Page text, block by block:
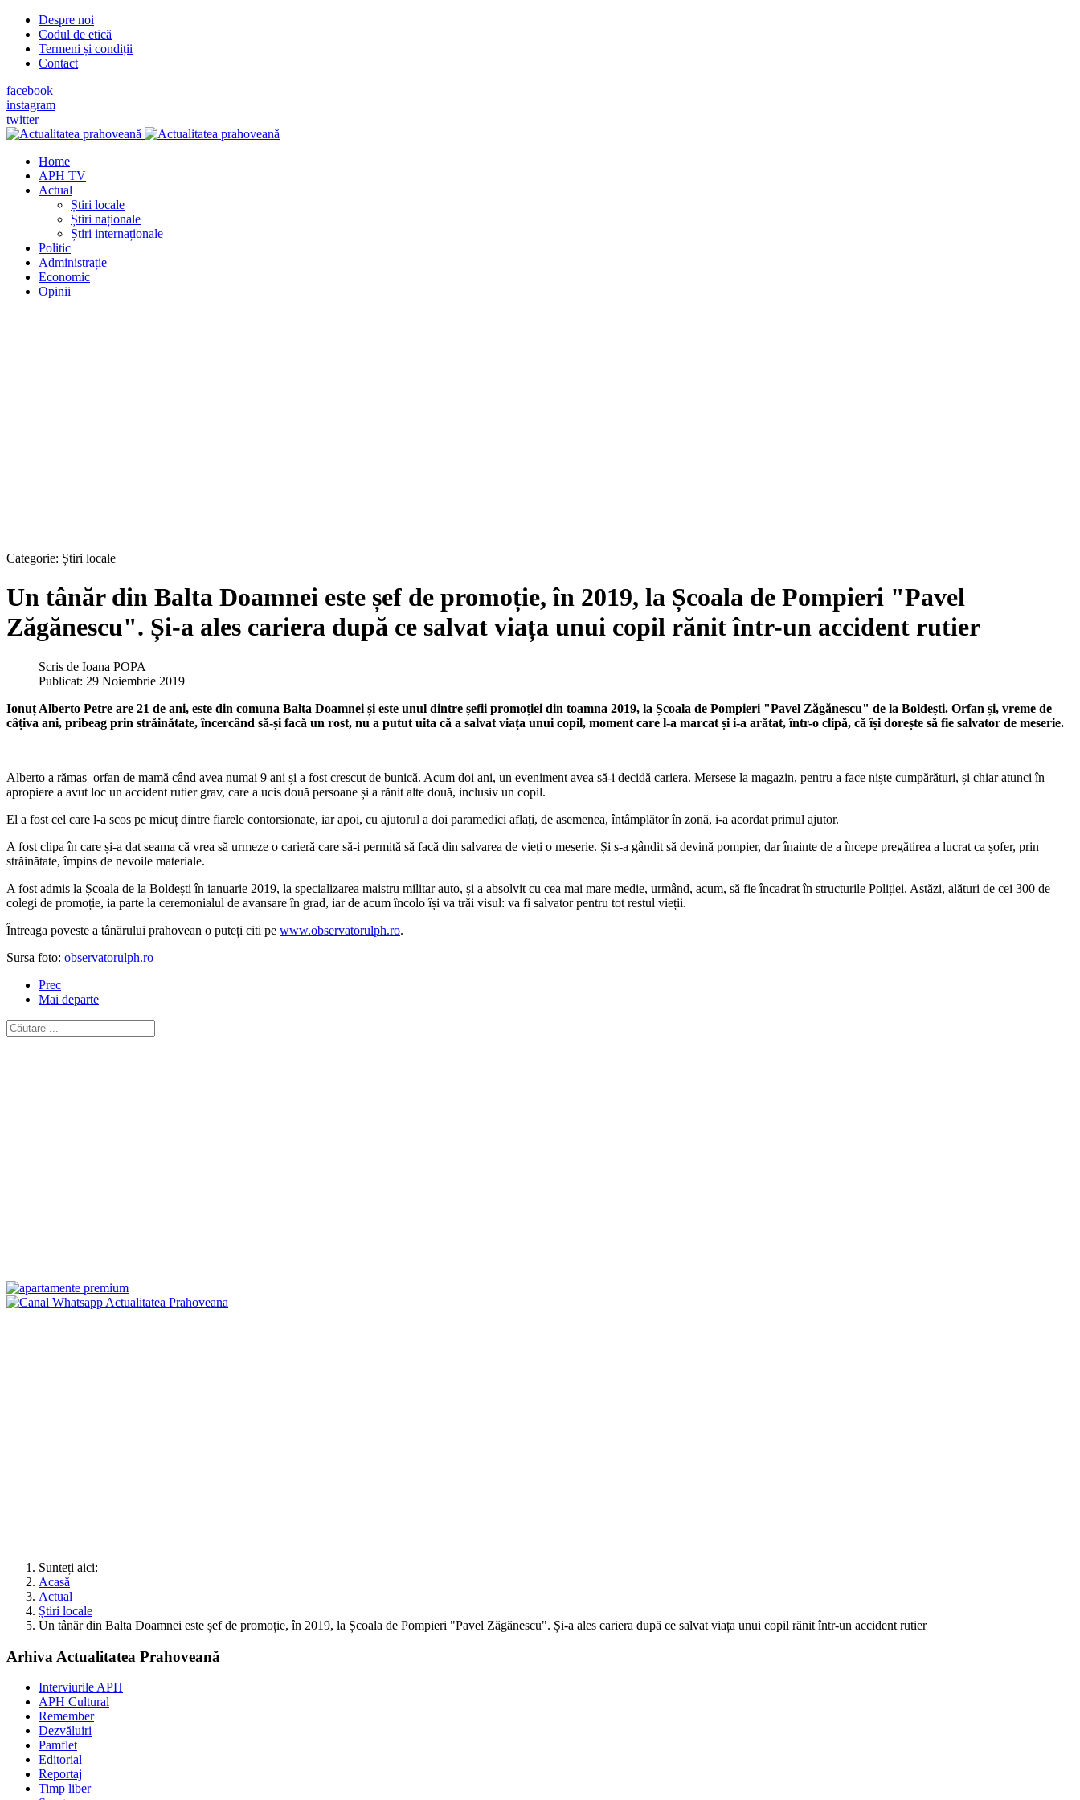
Despre noi
Codul de etică
Termeni și condiții
Contact
facebook
instagram
twitter
Home
APH TV
Actual
Știri locale
Știri naționale
Știri internaționale
Politic
Administrație
Economic
Opinii
Categorie: Știri locale
Un tânăr din Balta Doamnei este șef de promoție, în 2019, la Școala de Pompieri "Pavel
Zăgănescu". Și-a ales cariera după ce salvat viața unui copil rănit într-un accident rutier
Scris de Ioana POPA
Publicat: 29 Noiembrie 2019
Ionuț Alberto Petre are 21 de ani, este din comuna Balta Doamnei și este unul dintre șefii promoției din toamna 2019, la Școala de Pompieri "Pavel Zăgănescu" de la Boldești. Orfan și, vreme de
câțiva ani, pribeag prin străinătate, încercând să-și facă un rost, nu a putut uita că a salvat viața unui copil, moment care l-a marcat și i-a arătat, într-o clipă, că își dorește să fie salvator de meserie.
Alberto a rămas orfan de mamă când avea numai 9 ani și a fost crescut de bunică. Acum doi ani, un eveniment avea să-i decidă cariera. Mersese la magazin, pentru a face niște cumpărături, și chiar atunci în
apropiere a avut loc un accident rutier grav, care a ucis două persoane și a rănit alte două, inclusiv un copil.
El a fost cel care l-a scos pe micuț dintre fiarele contorsionate, iar apoi, cu ajutorul a doi paramedici aflați, de asemenea, întâmplător în zonă, i-a acordat primul ajutor.
A fost clipa în care și-a dat seama că vrea să urmeze o carieră care să-i permită să facă din salvarea de vieți o meserie. Și s-a gândit să devină pompier, dar înainte de a începe pregătirea a lucrat ca șofer, prin
străinătate, împins de nevoile materiale.
A fost admis la Școala de la Boldești în ianuarie 2019, la specializarea maistru militar auto, și a absolvit cu cea mai mare medie, urmând, acum, să fie încadrat în structurile Poliției. Astăzi, alături de cei 300 de
colegi de promoție, ia parte la ceremonialul de avansare în grad, iar de acum încolo își va trăi visul: va fi salvator pentru tot restul vieții.
Întreaga poveste a tânărului prahovean o puteți citi pe www.observatorulph.ro.
Sursa foto: observatorulph.ro
Prec
Mai departe
Sunteți aici:
Acasă
Actual
Știri locale
Un tânăr din Balta Doamnei este șef de promoție, în 2019, la Școala de Pompieri "Pavel Zăgănescu". Și-a ales cariera după ce salvat viața unui copil rănit într-un accident rutier
Arhiva Actualitatea Prahoveană
Interviurile APH
APH Cultural
Remember
Dezvăluiri
Pamflet
Editorial
Reportaj
Timp liber